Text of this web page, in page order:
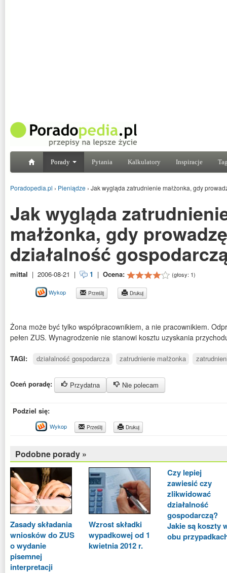
Porady Pytania Kalkulatory Inspiracje
Poradopedia.pl › Pieniądze › Jak wygląda zatrudnienie małżonka, gdy
Jak wygląda
małżonka, gdy prowadzę
działalność
mittal | 2006-08-21 | 1 | Ocena: (głosy: 1)
Wykop Prześlij Drukuj
Żona może być tylko współpracownikiem, a nie pracownikiem.
pełen ZUS. Wynagrodzenie nie stanowi kosztu uzyskania
TAGI: działalność gospodarcza zatrudnienie małżonka
Oceń poradę: Przydatna Nie polecam
Podziel się:
Wykop Prześlij Drukuj
Podobne porady »
Zasady składania
wniosków do ZUS
o wydanie
pisemnej
interpretacji
Wzrost składki
wypadkowej od 1
kwietnia 2012 r.
Czy lepiej
zawiesić czy
zlikwidować
działalność
gospodarczą?
Jakie są koszty
obu